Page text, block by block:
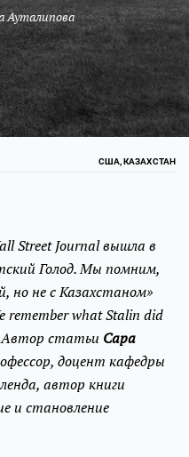
Ауталипова
США, КАЗАХСТАН
Street Journal вышла в
Голод. Мы помним,
но не с Казахстаном»
remember what Stalin did
Автор статьи Сара
доцент кафедры
автор книги
и становление